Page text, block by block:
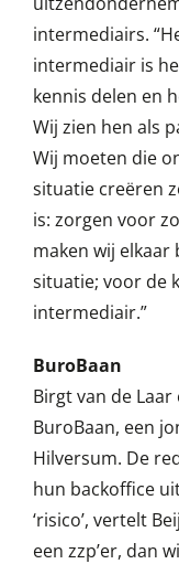
intermediairs.
intermediair is
kennis delen en
Wij zien hen als
Wij moeten die
situatie creëren
is: zorgen voor
maken wij elkaar
situatie; voor de
intermediair.”
BuroBaan
Birgt van de
BuroBaan, een
Hilversum. De
hun backoffice
‘risico’, vertelt
een zzp’er, dan